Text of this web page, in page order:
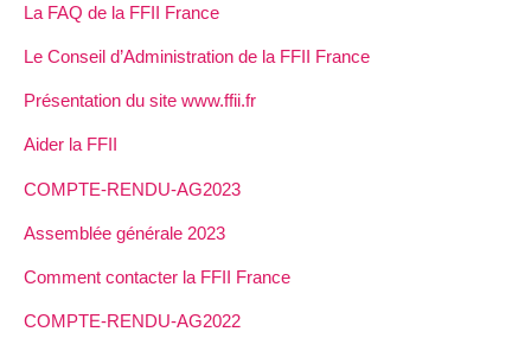
La FAQ de la FFII France
Le Conseil d’Administration de la FFII France
Présentation du site www.ffii.fr
Aider la FFII
COMPTE-RENDU-AG2023
Assemblée générale 2023
Comment contacter la FFII France
COMPTE-RENDU-AG2022